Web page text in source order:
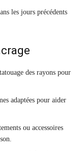
les jours précédents
des rayons pour
adaptées pour aider
ou accessoires